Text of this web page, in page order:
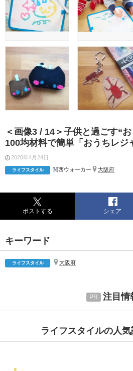
＜画像3 / 14＞子供と過ごす“
100均材料で簡単「おうちレジ
2020年4月24日
ライフスタイル 関西ウォーカー 大阪府
ポストする シェア
キーワード
ライフスタイル 大阪府
注目情
ライフスタイルの人